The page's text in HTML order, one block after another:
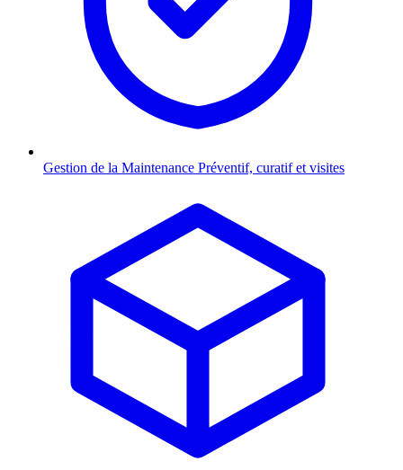
Gestion de la Maintenance Préventif, curatif et visites